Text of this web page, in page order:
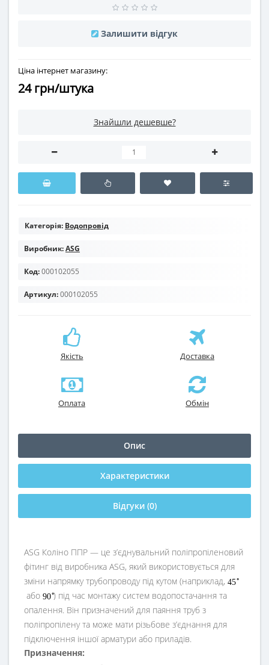
Залишити відгук
Ціна інтернет магазину:
24 грн/штука
Знайшли дешевше?
Категорія: Водопровід
Виробник:ASG
Код:000102055
Артикул:000102055
Якість Доставка
Оплата Обмін
Опис
Характеристики
Відгуки (0)
ASG Коліно ППР — це з’єднувальний поліпропіленовий
фітинг від виробника ASG, який використовується для
зміни напрямку трубопроводу під кутом (наприклад, 45∘
або 90∘) під час монтажу систем водопостачання та
опалення. Він призначений для паяння труб з
поліпропілену та може мати різьбове з’єднання для
підключення іншої арматури або приладів.
Призначення: